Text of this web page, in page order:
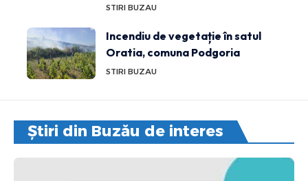
STIRI BUZAU
Incendiu de vegetație în satul
Oratia, comuna Podgoria
STIRI BUZAU
Știri din Buzău de interes